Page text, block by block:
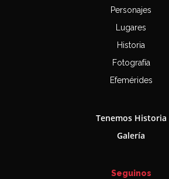
Personajes
Lugares
Historia
Fotografía
Efemérides
Tenemos Historia
Galería
Seguinos